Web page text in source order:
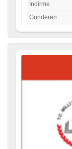
İndirme
Gönderen